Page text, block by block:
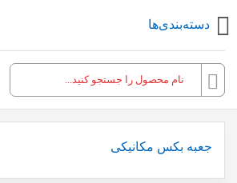
دسته‌بندی‌ها
جعبه بکس مکانیکی